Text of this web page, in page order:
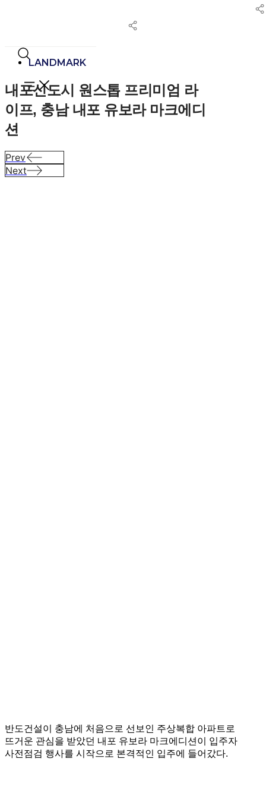
뛰
기
LANDMARK
내포신도시 원스톱 프리미엄 라
이프, 충남 내포 유보라 마크에디
션
Prev
Next
반도건설이 충남에 처음으로 선보인 주상복합 아파트로
뜨거운 관심을 받았던 내포 유보라 마크에디션이 입주자
사전점검 행사를 시작으로 본격적인 입주에 들어갔다.